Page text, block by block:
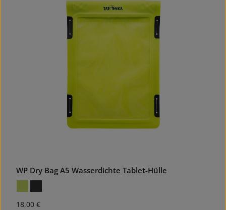
WP Dry Bag A5 Wasserdichte Tablet-Hülle
Regulärer Preis:
18,00 €